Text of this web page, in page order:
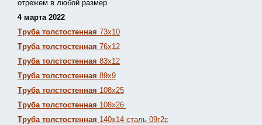
отрежем в любой размер
4 марта 2022
Труба толстостенная 73х10
Труба толстостенная 76х12
Труба толстостенная 83х12
Труба толстостенная 89х9
Труба толстостенная 108х25
Труба толстостенная 108х26
Труба толстостенная 140х14 сталь 09г2с